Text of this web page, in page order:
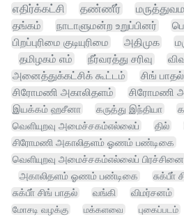
எதிர்க்கட்சி
தண்ணீர்
தங்கம்
நாடாளுமன்ற உறுப்பினர்
பிறப்புரிமை குடியுரிமை
அதிமுக
தமிழகம் எம்
நீர்வரத்து சரிவு
அனைத்துக்கட்சிக் கூட்டம்
சிங் பாதல்
சிரோமணி அகாலிதளம்
சிரோமணி
இயக்கம் ஹசீனா கருத்து இந்தியா
வெளியுறவு அமைச்சகம்எல்லைப்
தில்
சிரோமணி அகாலிதளம் ஓணம் பண்டிகை
வெளியுறவு அமைச்சகம்எல்லைப் பிரச்சினை
அகாலிதளம் ஓணம் பண்டிகை
சுக்பீா்
சுக்பீா் சிங் பாதல்
வங்கி விமர்சனம்
மோசடி வழக்கு
மக்களவை புகைப்படம்